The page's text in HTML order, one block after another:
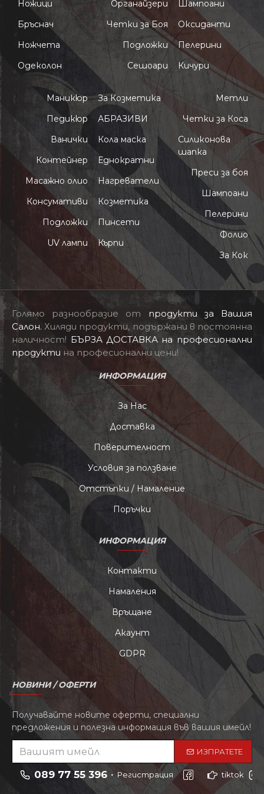
Ножици
Бръснач
Ножчета
Одеколон
Органайзери
Четки за Боя
Подложки
Сешоари
Шампоани
Оксиданти
Пелерини
Кичури
Маникюр
Педикюр
Ванички
Контейнер
Масажно олио
Консумативи
Подложки
UV лампи
За Козметика
АБРАЗИВИ
Кола маска
Еднократни
Нагреватели
Козметика
Пинсети
Кърпи
Метли
Четки за Коса
Силиконова
шапка
Преси за боя
Шампоани
Пелерини
Фолио
За Кок
Голямо разнообразие от продукти за Вашия
Салон.Хиляди продукти, подържани в постоянна
наличност! БЪРЗА ДОСТАВКА на професионални
продукти на професионални цени!
ИНФОРМАЦИЯ
За Нас
Доставка
Поверителност
Условия за ползване
Отстъпки / Намаление
Поръчки
ИНФОРМАЦИЯ
Контакти
Намаления
Връщане
Акаунт
GDPR
НОВИНИ / ОФЕРТИ
Получавайте новите оферти, специални
предложения и полезна информация във вашия имейл!
ИЗПРАТЕТЕ
089 77 55 396 Регистрация tiktok